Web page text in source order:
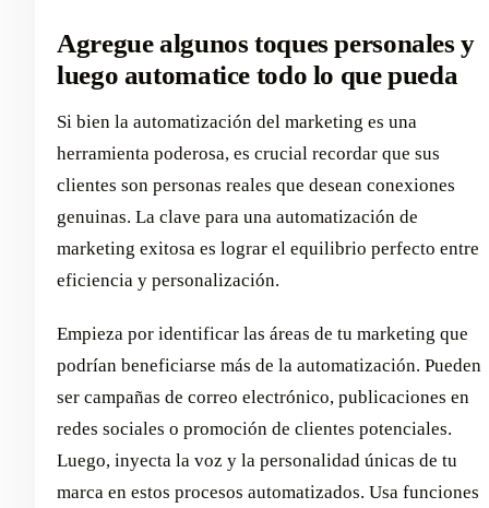
Agregue algunos toques personales y
luego automatice todo lo que pueda
Si bien la automatización del marketing es una
herramienta poderosa, es crucial recordar que sus
clientes son personas reales que desean conexiones
genuinas. La clave para una automatización de
marketing exitosa es lograr el equilibrio perfecto entre
eficiencia y personalización.
Empieza por identificar las áreas de tu marketing que
podrían beneficiarse más de la automatización. Pueden
ser campañas de correo electrónico, publicaciones en
redes sociales o promoción de clientes potenciales.
Luego, inyecta la voz y la personalidad únicas de tu
marca en estos procesos automatizados. Usa funciones